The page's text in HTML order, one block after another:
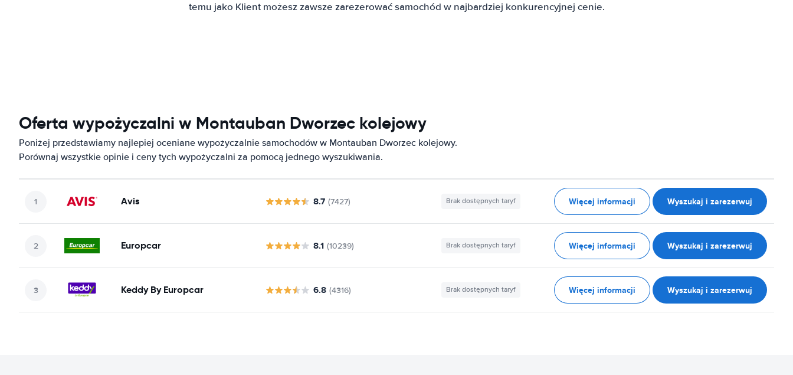
temu jako Klient możesz zawsze zarezerować samochód w najbardziej konkurencyjnej cenie.
Oferta wypożyczalni w Montauban Dworzec kolejowy
Poniżej przedstawiamy najlepiej oceniane wypożyczalnie samochodów w Montauban Dworzec kolejowy.
Porównaj wszystkie opinie i ceny tych wypożyczalni za pomocą jednego wyszukiwania.
Avis 8.7 (7427) Brak dostępnych taryf Więcej informacji Wyszukaj i zarezerwuj
Europcar 8.1 (10239) Brak dostępnych taryf Więcej informacji Wyszukaj i zarezerwuj
Keddy By Europcar 6.8 (4316) Brak dostępnych taryf Więcej informacji Wyszukaj i zarezerwuj